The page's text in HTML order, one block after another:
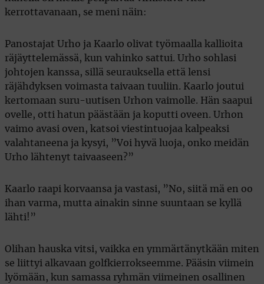
kerrottavanaan, se meni näin:
Panostajat Urho ja Kaarlo olivat työmaalla kallioita
räjäyttelemässä, kun vahinko sattui. Urho sohlasi
johtojen kanssa, sillä seurauksella että lensi
räjähdyksen voimasta taivaan tuuliin. Kaarlo joutui
kertomaan suru-uutisen Urhon vaimolle. Hän saapui
ovelle, otti hatun päästään ja koputti oveen. Urhon
vaimo avasi oven, katsoi viestintuojaa kalpeaksi
valahtaneena ja kysyi, ”Voi hyvä luoja, onko meidän
Urho lähtenyt taivaaseen?”
Kaarlo raapi korvaansa ja vastasi, ”No, siitä mä en oo
ihan varma, mutta ainakin sinne suuntaan se kyllä
lähti!”
Olihan hauska vitsi, vaikka en ymmärtänytkään miten
se liittyi alkavaan golfkierrokseemme. Pääsin viimein
lyömään, kun samassa ryhmän viimeinen osallinen